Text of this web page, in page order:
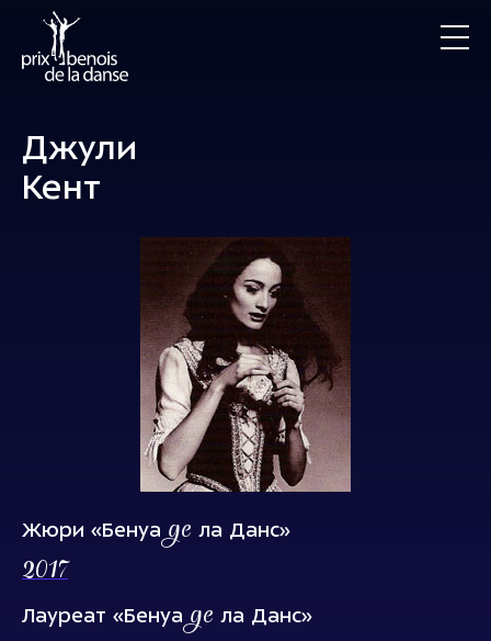
Джули
Кент
Жюри «Бенуаде ла Данс»
2017
Лауреат «Бенуаде ла Данс»